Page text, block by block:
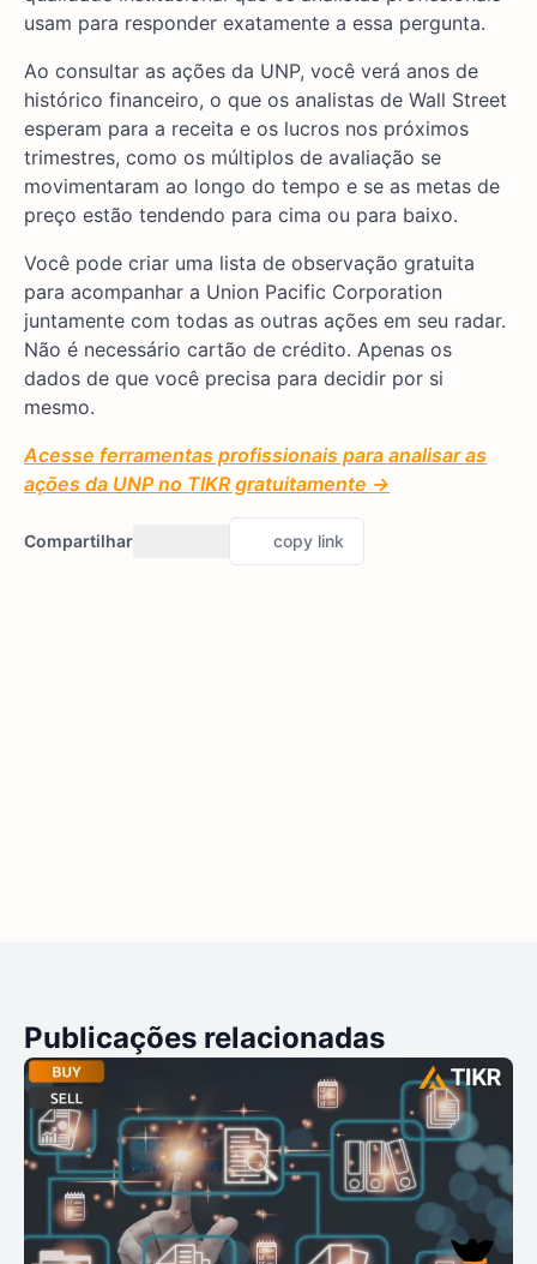
usam para responder exatamente a essa pergunta.
Ao consultar as ações da UNP, você verá anos de
histórico financeiro, o que os analistas de Wall Street
esperam para a receita e os lucros nos próximos
trimestres, como os múltiplos de avaliação se
movimentaram ao longo do tempo e se as metas de
preço estão tendendo para cima ou para baixo.
Você pode criar uma lista de observação gratuita
para acompanhar a Union Pacific Corporation
juntamente com todas as outras ações em seu radar.
Não é necessário cartão de crédito. Apenas os
dados de que você precisa para decidir por si
mesmo.
Acesse ferramentas profissionais para analisar as
ações da UNP no TIKR gratuitamente →
Compartilhar copy link
Publicações relacionadas